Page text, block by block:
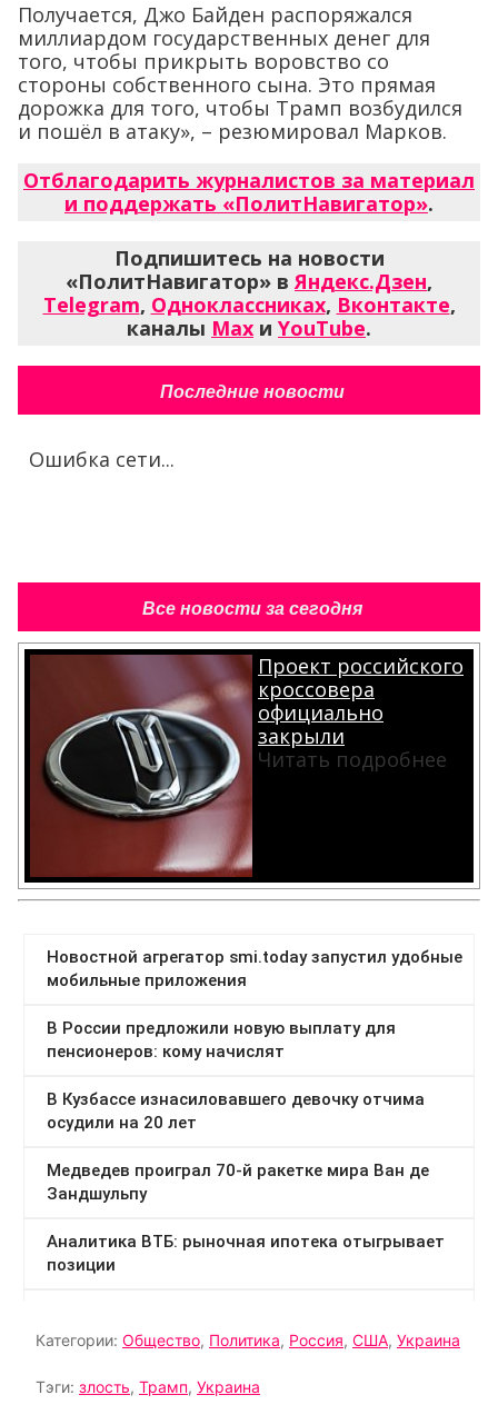
Получается, Джо Байден распоряжался
миллиардом государственных денег для
того, чтобы прикрыть воровство со
стороны собственного сына. Это прямая
дорожка для того, чтобы Трамп возбудился
и пошёл в атаку», – резюмировал Марков.
Отблагодарить журналистов за материал
и поддержать «ПолитНавигатор».
Подпишитесь на новости
«ПолитНавигатор» вЯндекс.Дзен,
Telegram, Одноклассниках, Вконтакте,
каналы Max и YouTube.
Последние новости
Ошибка сети...
Все новости за сегодня
Проект российского
кроссовера
официально
закрыли
Читать подробнее
Категории: Общество, Политика, Россия, США, Украина
Тэги: злость, Трамп, Украина